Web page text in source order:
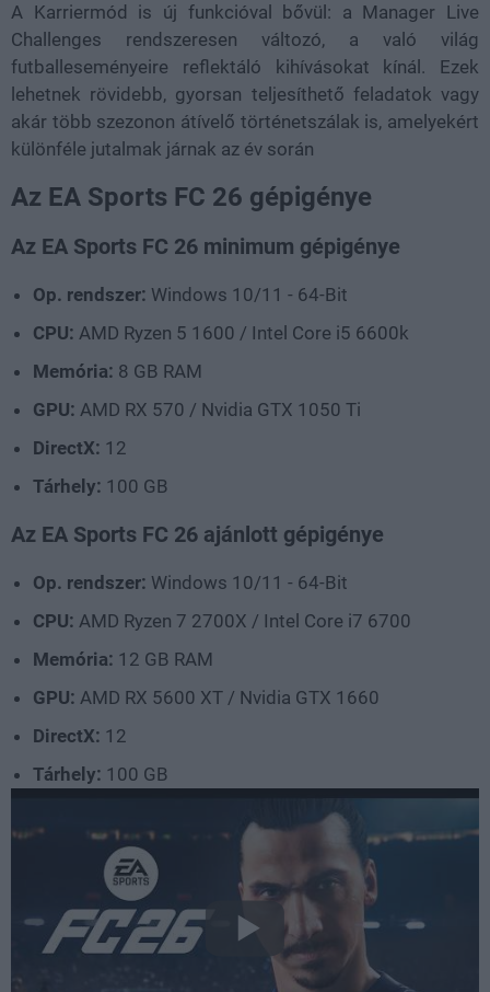
A Karriermód is új funkcióval bővül: a Manager Live
Challenges rendszeresen változó, a való világ
futballeseményeire reflektáló kihívásokat kínál. Ezek
lehetnek rövidebb, gyorsan teljesíthető feladatok vagy
akár több szezonon átívelő történetszálak is, amelyekért
különféle jutalmak járnak az év során
Az EA Sports FC 26 gépigénye
Az EA Sports FC 26 minimum gépigénye
Op. rendszer: Windows 10/11 - 64-Bit
CPU: AMD Ryzen 5 1600 / Intel Core i5 6600k
Memória: 8 GB RAM
GPU: AMD RX 570 / Nvidia GTX 1050 Ti
DirectX: 12
Tárhely: 100 GB
Az EA Sports FC 26 ajánlott gépigénye
Op. rendszer: Windows 10/11 - 64-Bit
CPU: AMD Ryzen 7 2700X / Intel Core i7 6700
Memória: 12 GB RAM
GPU: AMD RX 5600 XT / Nvidia GTX 1660
DirectX: 12
Tárhely: 100 GB